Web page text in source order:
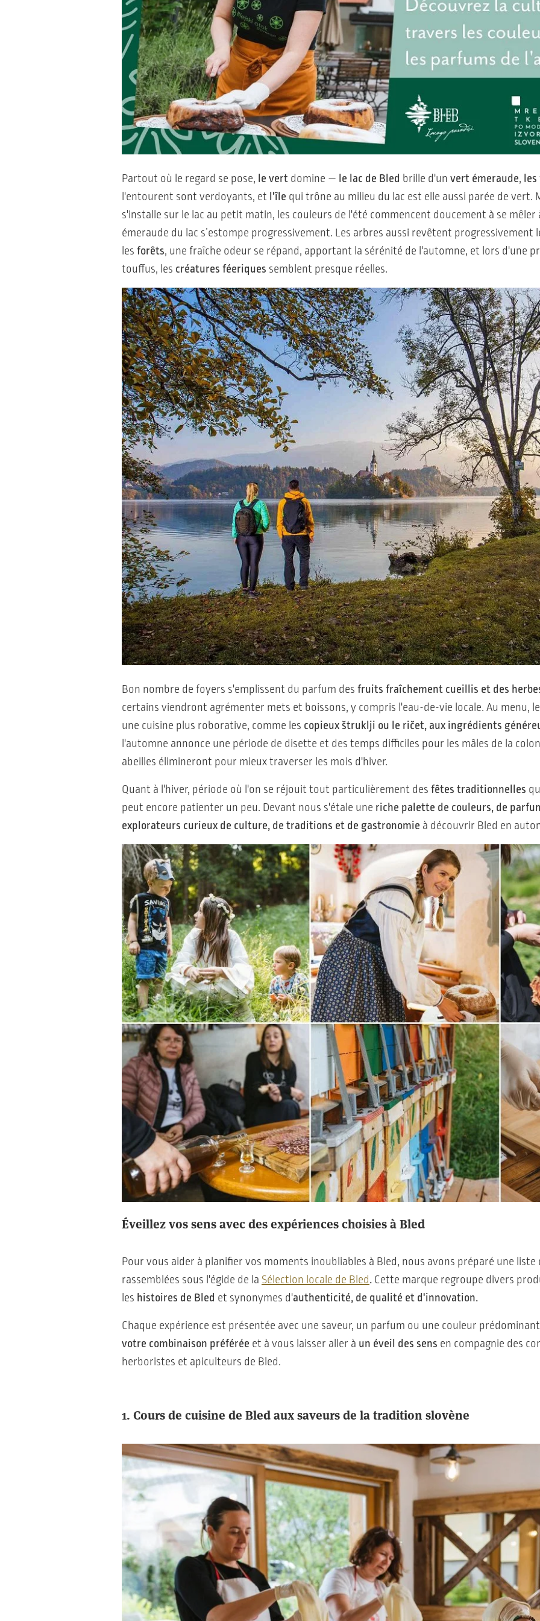
Partout où le regard se pose, le vert domine — le lac de Bled brille d'un vert émeraude,
l'entourent sont verdoyants, et l'île qui trône au milieu du lac est elle aussi parée de vert.
s'installe sur le lac au petit matin, les couleurs de l'été commencent doucement à se mêler
émeraude du lac s’estompe progressivement. Les arbres aussi revêtent progressivement
les forêts, une fraîche odeur se répand, apportant la sérénité de l'automne, et lors d'une
touffus, les créatures féeriques semblent presque réelles.
Bon nombre de foyers s'emplissent du parfum des fruits fraîchement cueillis et des
certains viendront agrémenter mets et boissons, y compris l'eau-de-vie locale. Au menu,
une cuisine plus roborative, comme les copieux štruklji ou le ričet, aux ingrédients
l'automne annonce une période de disette et des temps difficiles pour les mâles de la
abeilles élimineront pour mieux traverser les mois d'hiver.
Quant à l'hiver, période où l'on se réjouit tout particulièrement des fêtes traditionnelles
peut encore patienter un peu. Devant nous s'étale une riche palette de couleurs, de
explorateurs curieux de culture, de traditions et de gastronomie à découvrir Bled en
Éveillez vos sens avec des expériences choisies à Bled
Pour vous aider à planifier vos moments inoubliables à Bled, nous avons préparé une liste
rassemblées sous l'égide de la Sélection locale de Bled . Cette marque regroupe divers
les histoires de Bled et synonymes d'authenticité, de qualité et d'innovation.
Chaque expérience est présentée avec une saveur, un parfum ou une couleur
votre combinaison préférée et à vous laisser aller à un éveil des sens en compagnie des
herboristes et apiculteurs de Bled.
1. Cours de cuisine de Bled aux saveurs de la tradition slovène